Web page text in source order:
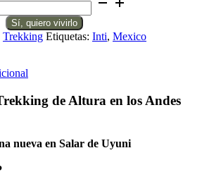
Sí, quiero vivirlo
Trekking Etiquetas: Inti, Mexico
de Altura en los Andes
nueva en Salar de Uyuni